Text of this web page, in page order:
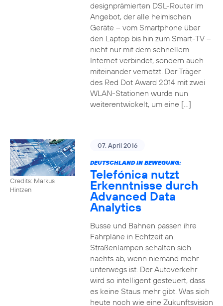
designprämierten DSL-Router im
Angebot, der alle heimischen
Geräte – vom Smartphone über
den Laptop bis hin zum Smart-TV –
nicht nur mit dem schnellem
Internet verbindet, sondern auch
miteinander vernetzt. Der Träger
des Red Dot Award 2014 mit zwei
WLAN-Stationen wurde nun
weiterentwickelt, um eine […]
Credits: Markus
Hintzen
07. April 2016
DEUTSCHLAND IN BEWEGUNG:
Telefónica nutzt
Erkenntnisse durch
Advanced Data
Analytics
Busse und Bahnen passen ihre
Fahrpläne in Echtzeit an.
Straßenlampen schalten sich
nachts ab, wenn niemand mehr
unterwegs ist. Der Autoverkehr
wird so intelligent gesteuert, dass
es keine Staus mehr gibt. Was sich
heute noch wie eine Zukunftsvision